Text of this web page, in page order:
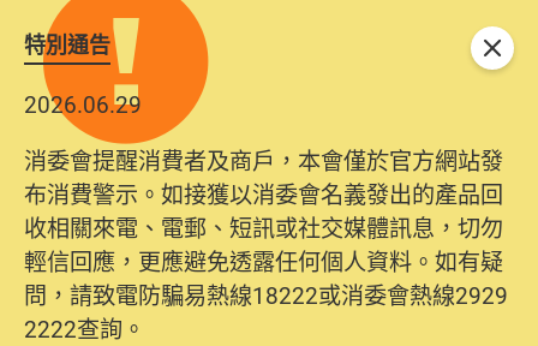
特別通告
2026.06.29
消委會提醒消費者及商戶，本會僅於官方網站發
布消費警示。如接獲以消委會名義發出的產品回
收相關來電、電郵、短訊或社交媒體訊息，切勿
輕信回應，更應避免透露任何個人資料。如有疑
問，請致電防騙易熱線18222或消委會熱線2929
2222查詢。
關閉